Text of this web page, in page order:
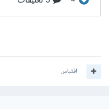
اقتباس